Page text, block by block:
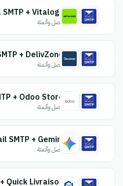
SMTP + Vitalogs
اتصل وأتمتة
+ DelivZone
اتصل وأتمتة
+ Odoo Store
اتصل وأتمتة
SMTP + Gemini
اتصل وأتمتة
Quick Livraison